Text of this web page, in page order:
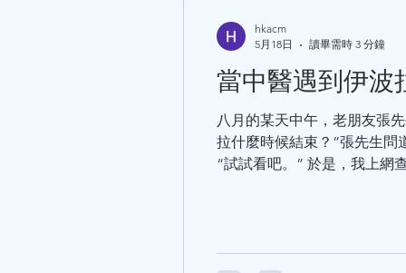
當中醫遇到伊波
八月的某天中午，老朋友張
拉什麼時候結束？”張先生問
“試試看吧。” 於是，我上網
hkacm
5月18日
讀畢需時 3 分鐘